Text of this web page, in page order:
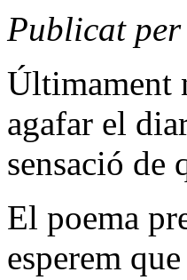
Publicat
Últimament
agafar el
sensació de
El poema
esperem